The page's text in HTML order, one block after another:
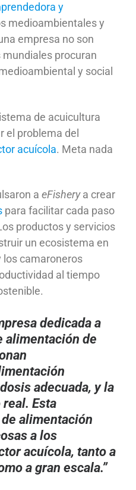
y
medioambientales y
empresa no son
procuran
y social
de acuicultura
el problema del
acuícola. Meta nada
aeFisherya crear
para facilitar cada paso
productos y servicios
un ecosistema en
los camaroneros
al tiempo
dedicada a
alimentación de
adecuada, y la
Esta
alimentación
a los
acuícola, tanto a
a gran escala.”